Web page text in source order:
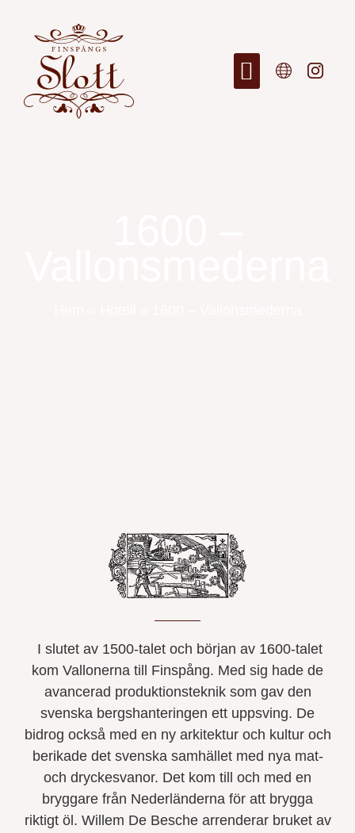
I slutet av 1500-talet och början av 1600-talet
kom Vallonerna till Finspång. Med sig hade de
avancerad produktionsteknik som gav den
svenska bergshanteringen ett uppsving. De
bidrog också med en ny arkitektur och kultur och
berikade det svenska samhället med nya mat-
och dryckesvanor. Det kom till och med en
bryggare från Nederländerna för att brygga
riktigt öl. Willem De Besche arrenderar bruket av